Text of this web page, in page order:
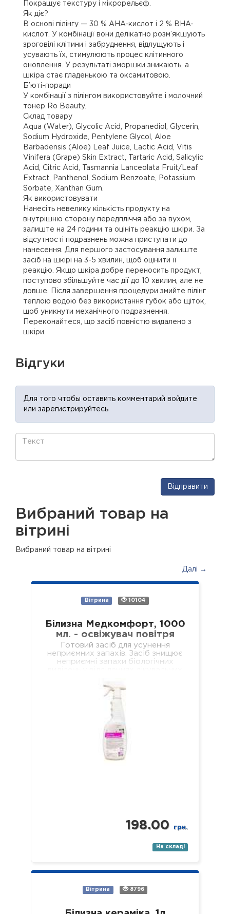
Покращує текстуру і мікрорельєф.
Як діє?
В основі пілінгу — 30 % AHA-кислот і 2 % BHA-
кислот. У комбінації вони делікатно розм’якшують
зроговілі клітини і забруднення, відлущують і
усувають їх, стимулюють процес клітинного
оновлення. У результаті зморшки зникають, а
шкіра стає гладенькою та оксамитовою.
Б’юті-поради
У комбінації з пілінгом використовуйте і молочний
тонер Ro Beauty.
Склад товару
Aqua (Water), Glycolic Acid, Propanediol, Glycerin,
Sodium Hydroxide, Pentylene Glycol, Aloe
Barbadensis (Aloe) Leaf Juice, Lactic Acid, Vitis
Vinifera (Grape) Skin Extract, Tartaric Acid, Salicylic
Acid, Citric Acid, Tasmannia Lanceolata Fruit/Leaf
Extract, Panthenol, Sodium Benzoate, Potassium
Sorbate, Xanthan Gum.
Як використовувати
Нанесіть невелику кількість продукту на
внутрішню сторону передпліччя або за вухом,
залиште на 24 години та оцініть реакцію шкіри. За
відсутності подразнень можна приступати до
нанесення. Для першого застосування залиште
засіб на шкірі на 3-5 хвилин, щоб оцінити її
реакцію. Якщо шкіра добре переносить продукт,
поступово збільшуйте час дії до 10 хвилин, але не
довше. Після завершення процедури змийте пілінг
теплою водою без використання губок або щіток,
щоб уникнути механічного подразнення.
Переконайтеся, що засіб повністю видалено з
шкіри.
Відгуки
Для того чтобы оставить комментарий войдите
или зарегистрируйтесь
Відправити
Вибраний товар на
вітрині
Вибраний товар на вітрині
Далі →
Вітрина 10104
Білизна Медкомфорт, 1000
мл. - освіжувач повітря
Готовий засіб для усунення
неприємних запахів. Засіб знищює
неприємні запахи біологічних
навчальних та дошкільних закладах,
у місцях громадського харчування…
198.00 грн.
На складі
Вітрина 8796